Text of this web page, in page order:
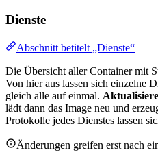
Dienste
Abschnitt betitelt „Dienste“
Die Übersicht aller Container mit
Von hier aus lassen sich einzelne
gleich alle auf einmal.
lädt dann das Image neu und
Protokolle jedes Dienstes lassen
Änderungen greifen erst nach